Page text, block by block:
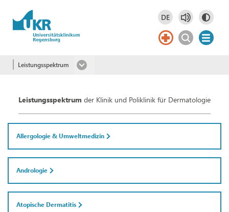
Springe zum Hauptinhalt DE
Deutsch
DE
Leistungsspektrum
Leistungsspektrum der Klinik und Poliklinik für Dermatologie
Allergologie & Umweltmedizin
Andrologie
Atopische Dermatitis